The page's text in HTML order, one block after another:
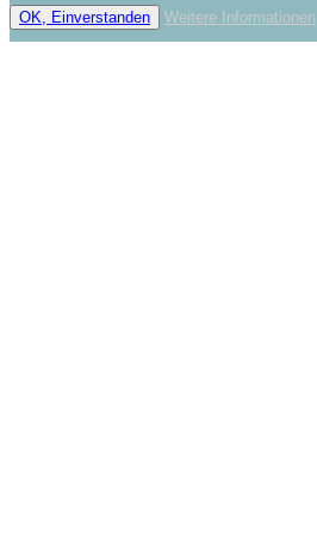
OK, Einverstanden
Weitere Informationen